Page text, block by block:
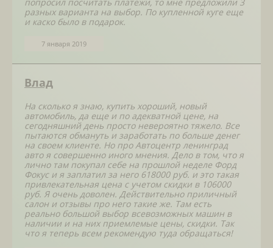
разных варианта на выбор. По купленной куге еще
и каско было в подарок.
7 января 2019
Влад
На сколько я знаю, купить хороший, новый
автомобиль, да еще и по адекватной цене, на
сегодняшний день просто невероятно тяжело. Все
пытаются обмануть и заработать по больше денег
на своем клиенте. Но про Автоцентр ленинград
авто я совершенно иного мнения. Дело в том, что я
лично там покупал себе на прошлой неделе Форд
Фокус и я заплатил за него 618000 руб. и это такая
привлекательная цена с учетом скидки в 106000
руб. Я очень доволен. Действительно приличный
салон и отзывы про него такие же. Там есть
реально большой выбор всевозможных машин в
наличии и на них приемлемые цены, скидки. Так
что я теперь всем рекомендую туда обращаться!